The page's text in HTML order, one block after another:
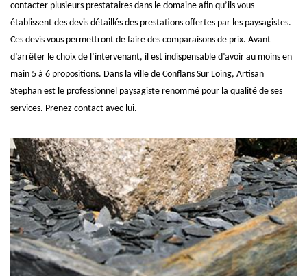
contacter plusieurs prestataires dans le domaine afin qu’ils vous
établissent des devis détaillés des prestations offertes par les paysagistes.
Ces devis vous permettront de faire des comparaisons de prix. Avant
d’arrêter le choix de l’intervenant, il est indispensable d’avoir au moins en
main 5 à 6 propositions. Dans la ville de Conflans Sur Loing, Artisan
Stephan est le professionnel paysagiste renommé pour la qualité de ses
services. Prenez contact avec lui.